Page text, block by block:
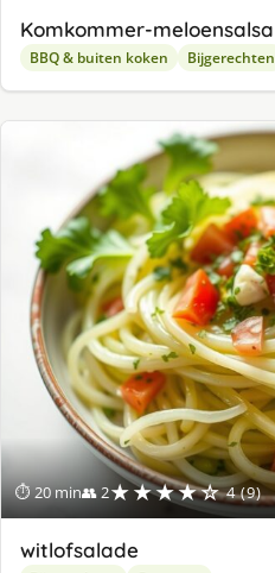
Komkommer-meloensalsa
BBQ & buiten koken Bijgerechten
⏱ 20 min👥 2★★★★☆ 4 (9)
witlofsalade